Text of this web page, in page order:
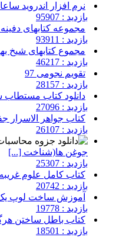
نرم افزار اندروید
بازدید : 95907
مجموعه کتابهای
بازدید : 93911
مجموع کتابهای شیخ
بازدید : 46217
تقویم نجومی 97
بازدید : 28157
دانلود کتاب
بازدید : 27096
کتاب جواهر الاسرار جفر
بازدید : 26107
جوغن ها(شناخت [...]
بازدید : 25307
کتاب کامل علوم
بازدید : 20742
آموزش ساخت لوپ
بازدید : 19778
کتاب باطل ساختن
بازدید : 18501